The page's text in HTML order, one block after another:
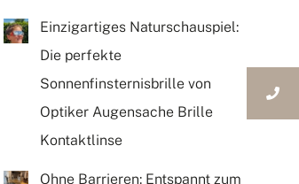
Einzigartiges Naturschauspiel:
Die perfekte
Sonnenfinsternisbrille von
Optiker Augensache Brille
Kontaktlinse
Ohne Barrieren: Entspannt zum